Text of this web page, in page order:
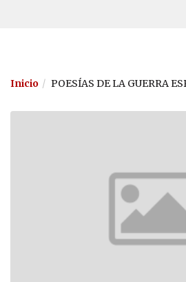
Inicio POESÍAS DE LA GUERRA